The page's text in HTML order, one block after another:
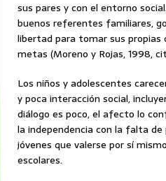
sus pares y con el entorno
buenos referentes familiares,
libertad para tomar sus propias
metas (Moreno y Rojas, 1998,
Los niños y adolescentes
y poca interacción social,
diálogo es poco, el afecto lo
la independencia con la falta
jóvenes que valerse por sí
escolares.